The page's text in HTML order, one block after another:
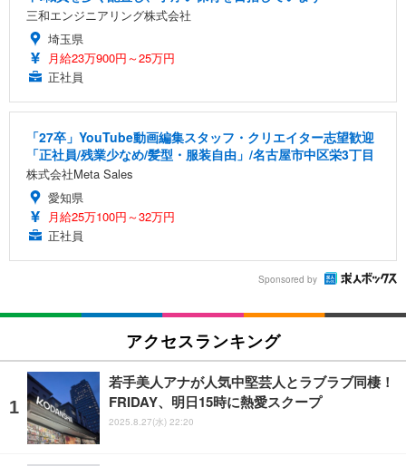
三和エンジニアリング株式会社
埼玉県
月給23万900円～25万円
正社員
「27卒」YouTube動画編集スタッフ・クリエイター志望歓迎
「正社員/残業少なめ/髪型・服装自由」/名古屋市中区栄3丁目
株式会社Meta Sales
愛知県
月給25万100円～32万円
正社員
Sponsored by
アクセスランキング
若手美人アナが人気中堅芸人とラブラブ同棲！
FRIDAY、明日15時に熱愛スクープ
2025.8.27(水) 22:20